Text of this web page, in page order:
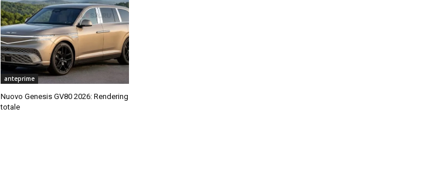
anteprime
Nuovo Genesis GV80 2026: Rendering
totale